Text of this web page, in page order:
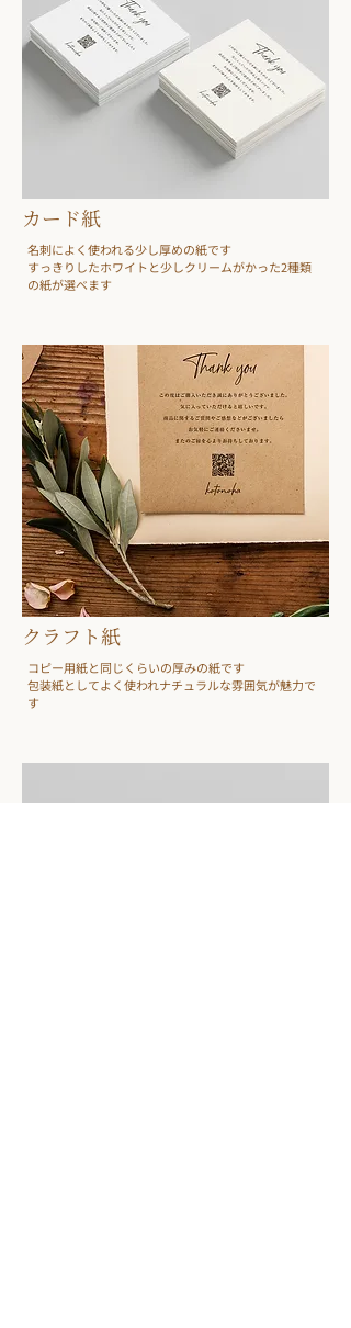
​カード紙
名刺によく使われる少し厚めの紙です
​すっきりしたホワイトと少しクリームがかった2種類
の紙が選べます
クラフト紙
​コピー用紙と同じくらいの厚みの紙です
​包装紙としてよく使われナチュラルな雰囲気が魅力で
す